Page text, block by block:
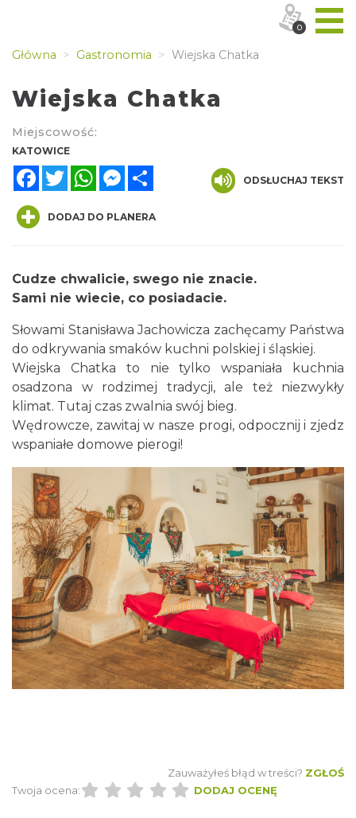
Główna Gastronomia Wiejska Chatka
Wiejska Chatka
Miejscowość:
KATOWICE
FacebookTwitterWhatsAppMessenger
ODSŁUCHAJ TEKST
DODAJ DO PLANERA
Cudze chwalicie, swego nie znacie.
Sami nie wiecie, co posiadacie.
Słowami Stanisława Jachowicza zachęcamy Państwa
do odkrywania smaków kuchni polskiej i śląskiej.
Wiejska Chatka to nie tylko wspaniała kuchnia
osadzona w rodzimej tradycji, ale też niezwykły
klimat. Tutaj czas zwalnia swój bieg.
Wędrowcze, zawitaj w nasze progi, odpocznij i zjedz
wspaniałe domowe pierogi!
Zauważyłeś błąd w treści? ZGŁOŚ
Twoja ocena:
DODAJ OCENĘ
0